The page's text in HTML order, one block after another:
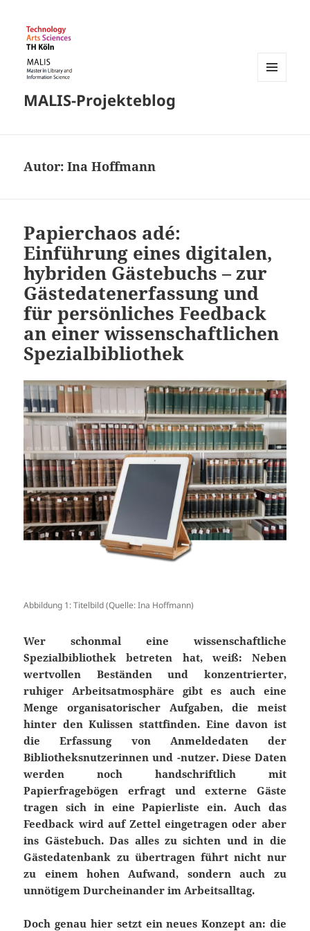
MALIS-Projekteblog
Autor:Ina Hoffmann
Papierchaos adé:
Einführung eines digitalen,
hybriden Gästebuchs – zur
Gästedatenerfassung und
für persönliches Feedback
an einer wissenschaftlichen
Spezialbibliothek
Abbildung 1: Titelbild (Quelle: Ina Hoffmann)
Wer schonmal eine wissenschaftliche
Spezialbibliothek betreten hat, weiß: Neben
wertvollen Beständen und konzentrierter,
ruhiger Arbeitsatmosphäre gibt es auch eine
Menge organisatorischer Aufgaben, die meist
hinter den Kulissen stattfinden. Eine davon ist
die Erfassung von Anmeldedaten der
Bibliotheksnutzerinnen und -nutzer. Diese Daten
werden noch handschriftlich mit
Papierfragebögen erfragt und externe Gäste
tragen sich in eine Papierliste ein. Auch das
Feedback wird auf Zettel eingetragen oder aber
ins Gästebuch. Das alles zu sichten und in die
Gästedatenbank zu übertragen führt nicht nur
zu einem hohen Aufwand, sondern auch zu
unnötigem Durcheinander im Arbeitsalltag.
Doch genau hier setzt ein neues Konzept an: die